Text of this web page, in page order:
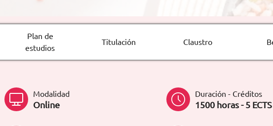
Plan de
estudios
Titulación Claustro
Modalidad
Online
Duración - Créditos
1500 horas - 5 ECTS